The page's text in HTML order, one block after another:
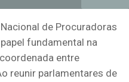
de Procuradoras
fundamental na
entre
reunir parlamentares de